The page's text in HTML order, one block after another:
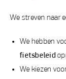
We streven naar
We hebben
fietsbeleid
We kiezen